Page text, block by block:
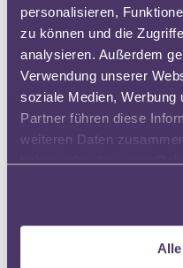
personalisieren,
zu können und die
analysieren. Außerdem
Verwendung unserer
soziale Medien, Werbung
Partner führen diese
weiteren Daten
haben oder die sie im
Johannes
240 Minuten
KURS
Open